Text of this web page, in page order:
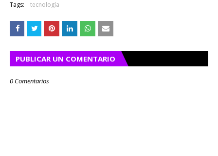
Tags: tecnología
PUBLICAR UN COMENTARIO
0 Comentarios